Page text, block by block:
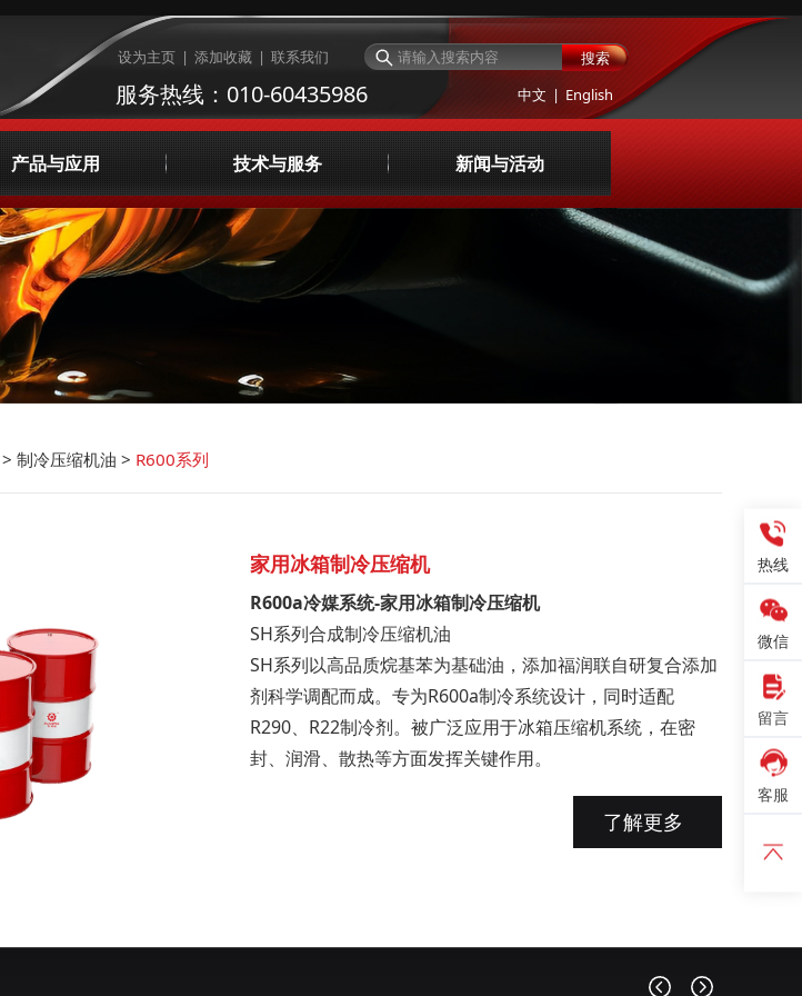
设为主页 | 添加收藏 | 联系我们 搜索
服务热线：010-60435986 中文 | English
产品与应用
制冷压缩机油
天然气压缩机油
AVIA工业润滑油
技术与服务
润滑油检测与评价
集中供油系统咨询与设计
液体管理服务
新闻与活动
> 制冷压缩机油 > R600系列
家用冰箱制冷压缩机
R600a冷媒系统-家用冰箱制冷压缩机
SH系列合成制冷压缩机油
SH系列以高品质烷基苯为基础油，添加福润联自研复合添加
剂科学调配而成。专为R600a制冷系统设计，同时适配
R290、R22制冷剂。被广泛应用于冰箱压缩机系统，在密
封、润滑、散热等方面发挥关键作用。
了解更多
热线
微信
留言
客服